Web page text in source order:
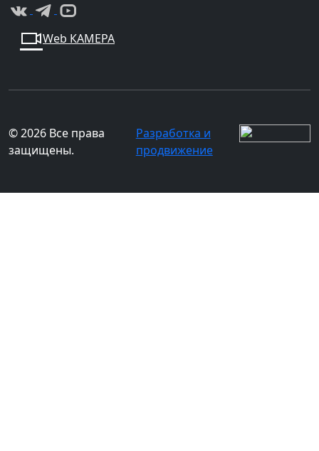
Web КАМЕРА
© 2026 Все права
защищены.
Разработка и
продвижение